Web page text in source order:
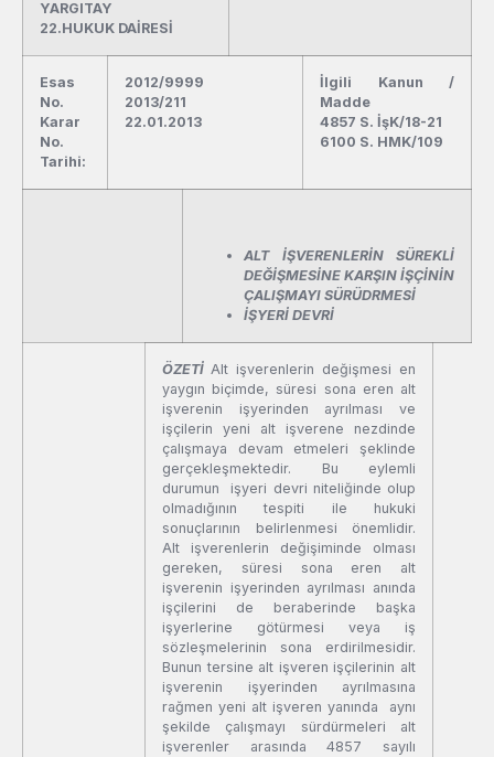
YARGITAY
22.HUKUK DAİRESİ
Esas
No.
Karar
No.
Tarihi:
2012/9999
2013/211
22.01.2013
İlgili Kanun /
Madde
4857 S. İşK/18-21
6100 S. HMK/109
ALT İŞVERENLERİN SÜREKLİ
DEĞİŞMESİNE KARŞIN İŞÇİNİN
ÇALIŞMAYI SÜRÜDRMESİ
İŞYERİ DEVRİ
ÖZETİ Alt işverenlerin değişmesi en
yaygın biçimde, süresi sona eren alt
işverenin işyerinden ayrılması ve
işçilerin yeni alt işverene nezdinde
çalışmaya devam etmeleri şeklinde
gerçekleşmektedir. Bu eylemli
durumun işyeri devri niteliğinde olup
olmadığının tespiti ile hukuki
sonuçlarının belirlenmesi önemlidir.
Alt işverenlerin değişiminde olması
gereken, süresi sona eren alt
işverenin işyerinden ayrılması anında
işçilerini de beraberinde başka
işyerlerine götürmesi veya iş
sözleşmelerinin sona erdirilmesidir.
Bunun tersine alt işveren işçilerinin alt
işverenin işyerinden ayrılmasına
rağmen yeni alt işveren yanında aynı
şekilde çalışmayı sürdürmeleri alt
işverenler arasında 4857 sayılı